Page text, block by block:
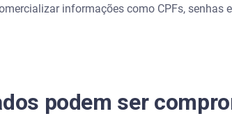
informações como CPFs, senhas
podem ser